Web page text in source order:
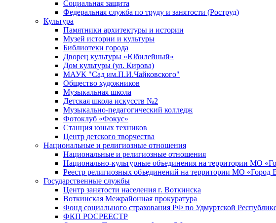
Социальная защита
Федеральная служба по труду и занятости (Роструд)
Культура
Памятники архитектуры и истории
Музей истории и культуры
Библиотеки города
Дворец культуры «Юбилейный»
Дом культуры (ул. Кирова)
МАУК "Сад им.П.И.Чайковского"
Общество художников
Музыкальная школа
Детская школа искусств №2
Музыкально-педагогический колледж
Фотоклуб «Фокус»
Станция юных техников
Центр детского творчества
Национальные и религиозные отношения
Национальные и религиозные отношения
Национально-культурные объединения на территории МО
Реестр религиозных объединений на территории МО «Город
Государственные службы
Центр занятости населения г. Воткинска
Воткинская Межрайонная прокуратура
Фонд социального страхования РФ по Удмуртской
ФКП РОСРЕЕСТР